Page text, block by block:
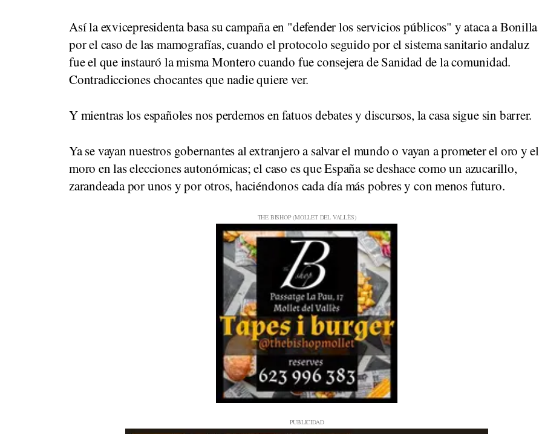
Así la exvicepresidenta basa su campaña en "defender los servicios públicos" y ataca a Bonilla
por el caso de las mamografías, cuando el protocolo seguido por el sistema sanitario andaluz
fue el que instauró la misma Montero cuando fue consejera de Sanidad de la comunidad.
Contradicciones chocantes que nadie quiere ver.
Y mientras los españoles nos perdemos en fatuos debates y discursos, la casa sigue sin barrer.
Ya se vayan nuestros gobernantes al extranjero a salvar el mundo o vayan a prometer el oro y el
moro en las elecciones autonómicas; el caso es que España se deshace como un azucarillo,
zarandeada por unos y por otros, haciéndonos cada día más pobres y con menos futuro.